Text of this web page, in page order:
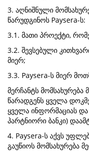
3. აღნიშნული
წარუდგინოს Paysera-ს:
3.1. მათი პროექტი,
3.2. შევსებული
მიერ;
3.3. Paysera-ს მიერ
მერჩანტს
წარადგენს ყველა
ყველა ინფორმაციას და
პარტნიორი ბანკი)
4. Paysera-ს აქვს
გაუწიოს მომსახურება